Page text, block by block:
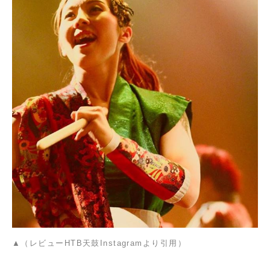
▲（レビューHTB天鼓Instagramより引用）